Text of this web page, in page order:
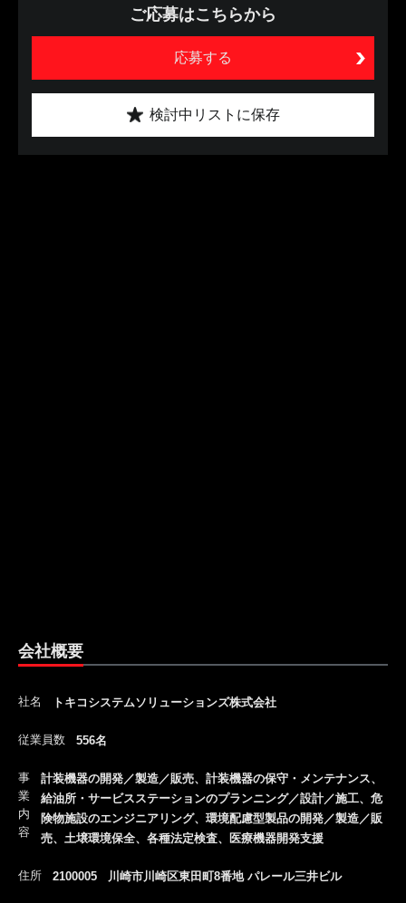
ご応募はこちらから
応募する
検討中リストに保存
会社概要
社名 トキコシステムソリューションズ株式会社
従業員数 556名
事
業
内
容
計装機器の開発／製造／販売、計装機器の保守・メンテナンス、
給油所・サービスステーションのプランニング／設計／施工、危
険物施設のエンジニアリング、環境配慮型製品の開発／製造／販
売、土壌環境保全、各種法定検査、医療機器開発支援
住所 2100005 川崎市川崎区東田町8番地 パレール三井ビル